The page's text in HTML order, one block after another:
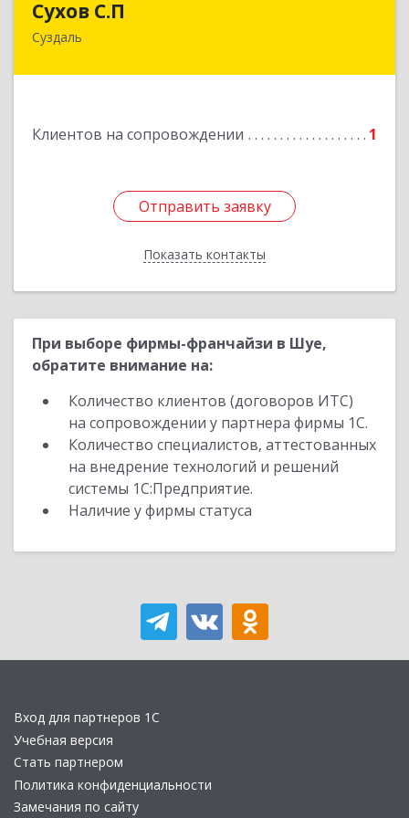
Сухов С.П
Суздаль
Клиентов на сопровождении 1
Отправить заявку
Показать контакты
Отправить заявку
Назад
При выборе фирмы-франчайзи в Шуе,
обратите внимание на:
Количество клиентов (договоров ИТС)
на сопровождении у партнера фирмы 1С.
Количество специалистов, аттестованных
на внедрение технологий и решений
системы 1С:Предприятие.
Наличие у фирмы статуса
Вход для партнеров 1С
Учебная версия
Стать партнером
Политика конфиденциальности
Замечания по сайту